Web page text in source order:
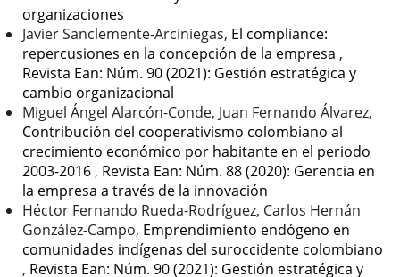
organizaciones
Javier Sanclemente-Arciniegas, El compliance:
repercusiones en la concepción de la empresa ,
Revista Ean: Núm. 90 (2021): Gestión estratégica y
cambio organizacional
Miguel Ángel Alarcón-Conde, Juan Fernando Álvarez,
Contribución del cooperativismo colombiano al
crecimiento económico por habitante en el periodo
2003-2016 , Revista Ean: Núm. 88 (2020): Gerencia en
la empresa a través de la innovación
Héctor Fernando Rueda-Rodríguez, Carlos Hernán
González-Campo, Emprendimiento endógeno en
comunidades indígenas del suroccidente colombiano
, Revista Ean: Núm. 90 (2021): Gestión estratégica y